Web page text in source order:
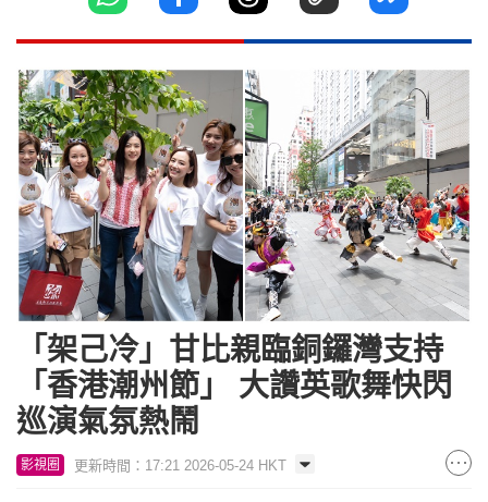
「架己冷」甘比親臨銅鑼灣支持
「香港潮州節」 大讚英歌舞快閃
巡演氣氛熱鬧
影視圈 更新時間：17:21 2026-05-24 HKT